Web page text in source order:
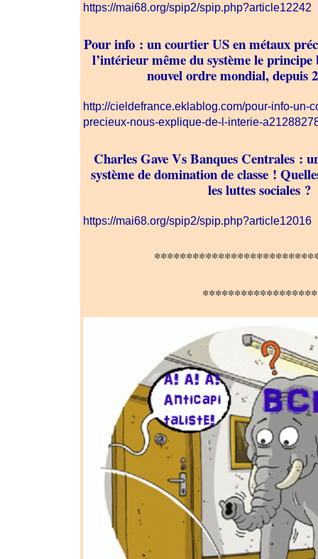
https://mai68.org/spip2/spip.php?article12242
Pour info : un courtier US en métaux
l’intérieur même du système le principe
nouvel ordre mondial, depuis
http://cieldefrance.eklablog.com/pour-info-un-
precieux-nous-explique-de-l-interie-
Charles Gave Vs Banques Centrales :
système de domination de classe !
les luttes sociales ?
https://mai68.org/spip2/spip.php?article12016
******************